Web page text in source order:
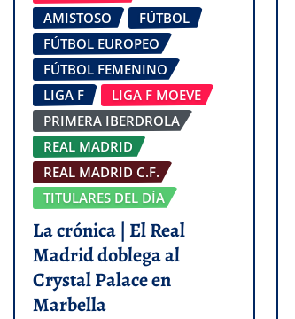
AMISTOSO
FÚTBOL
FÚTBOL EUROPEO
FÚTBOL FEMENINO
LIGA F
LIGA F MOEVE
PRIMERA IBERDROLA
REAL MADRID
REAL MADRID C.F.
TITULARES DEL DÍA
La crónica | El Real
Madrid doblega al
Crystal Palace en
Marbella